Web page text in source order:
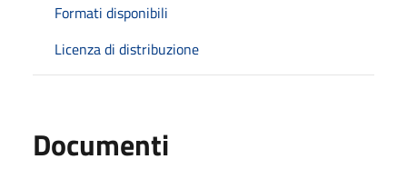
Formati disponibili
Licenza di distribuzione
Documenti